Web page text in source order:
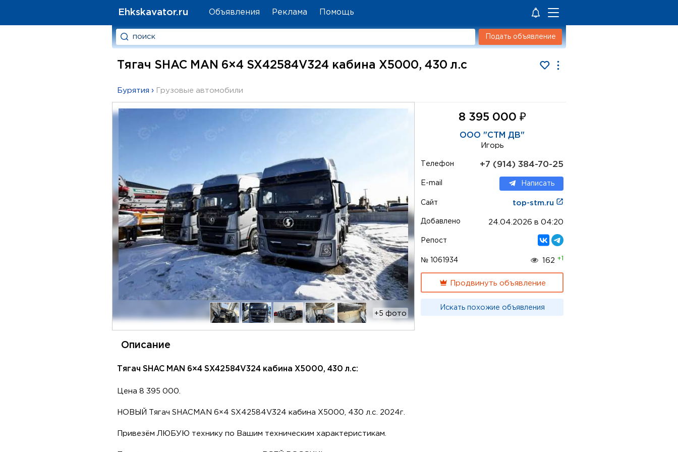
Ehkskavator.ru Объявления Реклама Помощь
Подать объявление
Тягач SHAC MAN 6×4 SX42584V324 кабина X5000, 430 л.с
Бурятия › Грузовые автомобили
+5 фото
8 395 000 ₽
ООО "СТМ ДВ"
Игорь
Телефон +7 (914) 384-70-25
E-mail Написать
Сайт top-stm.ru
Добавлено 24.04.2026 в 04:20
Репост
№ 1061934 162 +1
Продвинуть объявление
Искать похожие объявления
Описание
Тягач SHAC MAN 6×4 SX42584V324 кабина X5000, 430 л.с:
Цена 8 395 000.
НОВЫЙ Тягач SHACMAN 6×4 SX42584V324 кабина X5000, 430 л.с. 2024г.
Привезём ЛЮБУЮ технику по Вашим техническим характеристикам.